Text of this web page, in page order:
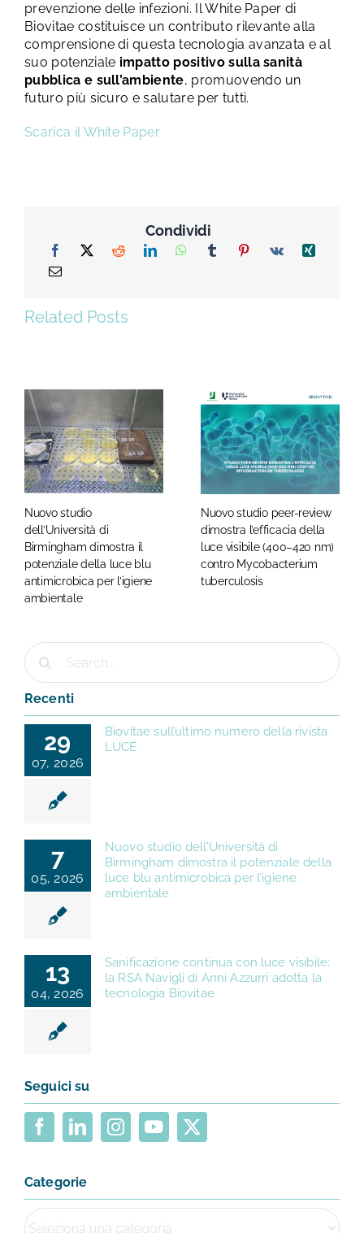
prevenzione delle infezioni. Il White Paper di
Biovitae costituisce un contributo rilevante alla
comprensione di questa tecnologia avanzata e al
suo potenziale impatto positivo sulla sanità
pubblica e sull’ambiente, promuovendo un
futuro più sicuro e salutare per tutti.
Scarica il White Paper
Condividi
Related Posts
Nuovo studio
dell’Università di
Birmingham dimostra il
potenziale della luce blu
antimicrobica per l’igiene
ambientale
Nuovo studio peer-review
dimostra l’efficacia della
luce visibile (400–420 nm)
contro Mycobacterium
tuberculosis
Cerca
per:
Recenti
29
07, 2026
Biovitae sull’ultimo numero della rivista
LUCE
7
05, 2026
Nuovo studio dell’Università di
Birmingham dimostra il potenziale della
luce blu antimicrobica per l’igiene
ambientale
13
04, 2026
Sanificazione continua con luce visibile:
la RSA Navigli di Anni Azzurri adotta la
tecnologia Biovitae
Seguici su
Categorie